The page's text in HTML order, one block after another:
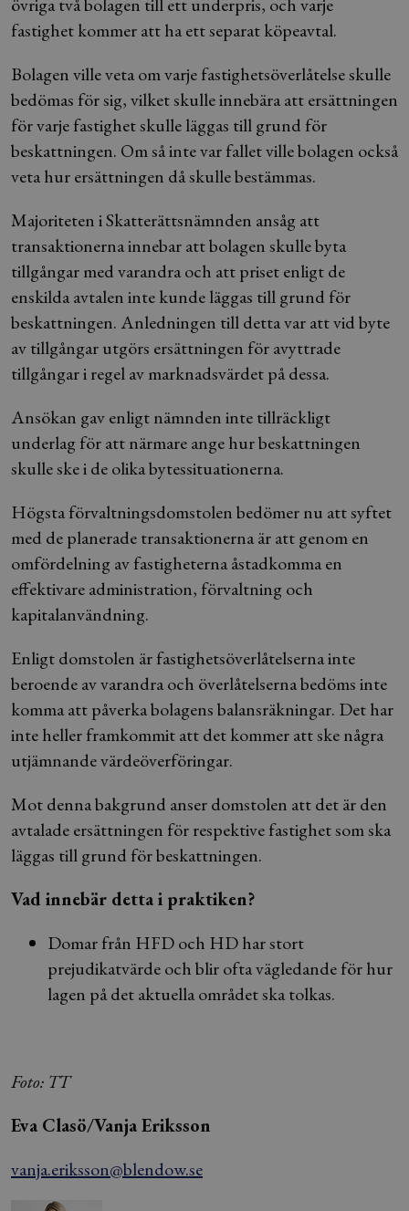
fastighet kommer att ha ett separat köpeavtal.
Bolagen ville veta om varje fastighetsöverlåtelse skulle
bedömas för sig, vilket skulle innebära att ersättningen
för varje fastighet skulle läggas till grund för
beskattningen. Om så inte var fallet ville bolagen också
veta hur ersättningen då skulle bestämmas.
Majoriteten i Skatterättsnämnden ansåg att
transaktionerna innebar att bolagen skulle byta
tillgångar med varandra och att priset enligt de
enskilda avtalen inte kunde läggas till grund för
beskattningen. Anledningen till detta var att vid byte
av tillgångar utgörs ersättningen för avyttrade
tillgångar i regel av marknadsvärdet på dessa.
Ansökan gav enligt nämnden inte tillräckligt
underlag för att närmare ange hur beskattningen
skulle ske i de olika bytessituationerna.
Högsta förvaltningsdomstolen bedömer nu att syftet
med de planerade transaktionerna är att genom en
omfördelning av fastigheterna åstadkomma en
effektivare administration, förvaltning och
kapitalanvändning.
Enligt domstolen är fastighetsöverlåtelserna inte
beroende av varandra och överlåtelserna bedöms inte
komma att påverka bolagens balansräkningar. Det har
inte heller framkommit att det kommer att ske några
utjämnande värdeöverföringar.
Mot denna bakgrund anser domstolen att det är den
avtalade ersättningen för respektive fastighet som ska
läggas till grund för beskattningen.
Vad innebär detta i praktiken?
Domar från HFD och HD har stort
prejudikatvärde och blir ofta vägledande för hur
lagen på det aktuella området ska tolkas.
Foto: TT
Eva Clasö/Vanja Eriksson
vanja.eriksson@blendow.se